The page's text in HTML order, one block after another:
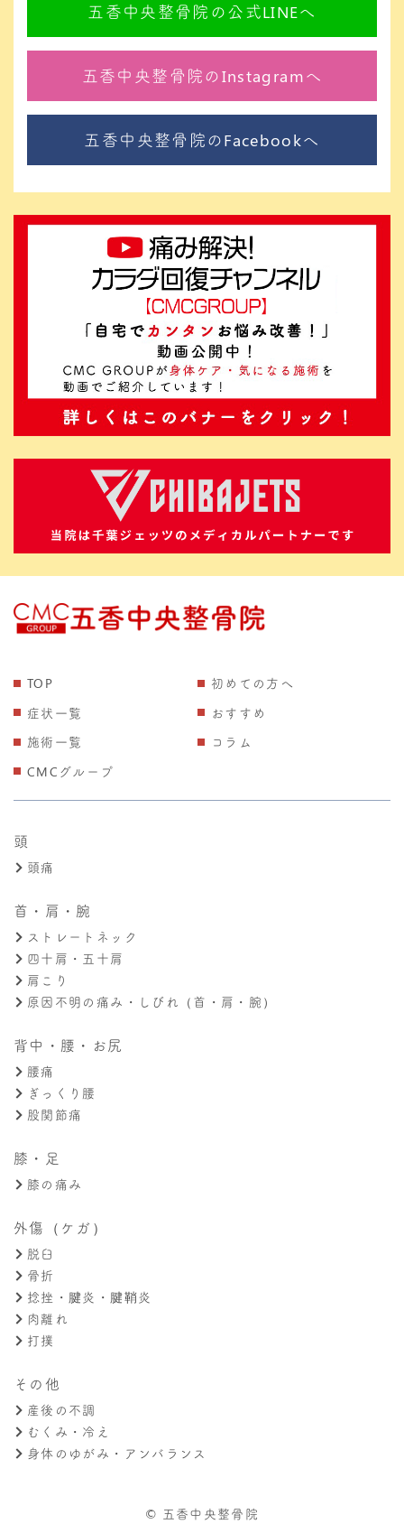
五香中央整骨院の公式LINEへ
五香中央整骨院のInstagramへ
五香中央整骨院のFacebookへ
TOP
初めての方へ
症状一覧
おすすめ
施術一覧
コラム
CMCグループ
頭
頭痛
首・肩・腕
ストレートネック
四十肩・五十肩
肩こり
原因不明の痛み・しびれ（首・肩・腕）
背中・腰・お尻
腰痛
ぎっくり腰
股関節痛
膝・足
膝の痛み
外傷（ケガ）
脱臼
骨折
捻挫・腱炎・腱鞘炎
肉離れ
打撲
その他
産後の不調
むくみ・冷え
身体のゆがみ・アンバランス
© 五香中央整骨院